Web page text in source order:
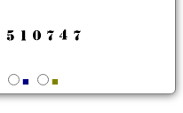
■ ■